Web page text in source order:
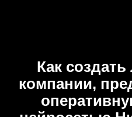
Как
компании,